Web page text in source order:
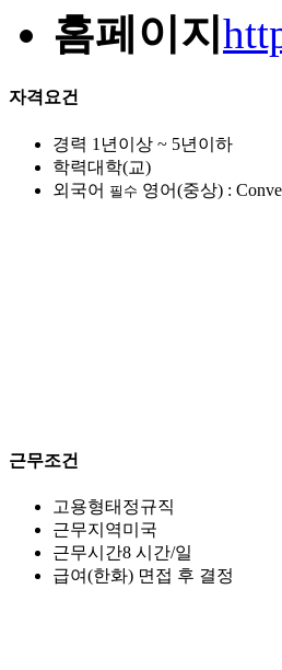
홈페이지
자격요건
경력 1년이상 ~ 5년이하
학력대학(교)
외국어 필수 영어(중상) :
근무조건
고용형태 정규직
근무지역미국
근무시간8 시간/일
급여(한화) 면접 후 결정